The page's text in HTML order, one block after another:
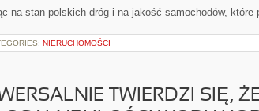
na stan polskich dróg i na jakość samochodów,
NIERUCHOMOŚCI
TWIERDZI SIĘ,